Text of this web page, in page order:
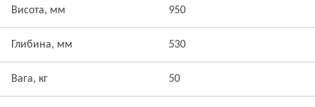
Висота, мм 950
Глибина, мм 530
Вага, кг 50